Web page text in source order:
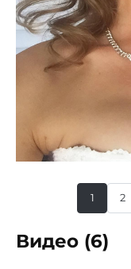
1 2
Видео (6)